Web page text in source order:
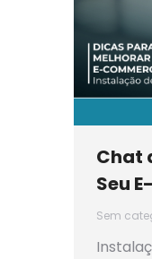
Chat
Seu
Sem